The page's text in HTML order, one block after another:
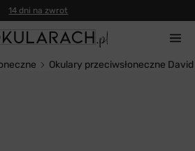
14 dni na zwrot
Okulary przeciwsłoneczne